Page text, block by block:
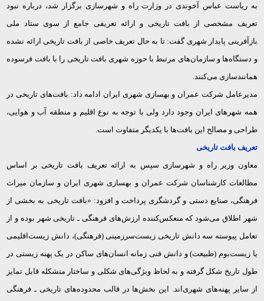
به ریاست عباس آخوندی در وزارت راه و شهرسازی برگزار شد، درباره نبود
تعریف مشخصی از بافت تاریخی و ارائه تعریفی جامع از سوی ستاد ملی
بازآفرینی پایدار شهری گفت: تا به حال تعریف خاصی از بافت تاریخی ارائه نشده
و دستگاه‌ها و سازمان‌های مرتبط با حوزه شهری بافت تاریخی را با بافت فرسوده
همانندسازی می‌کنند.
مدیرعامل شرکت عمران و بهسازی شهری ایران ادامه داد: بافت‌های تاریخی در
همه شهرهای ایران وجود دارد ولی با توجه به نوع اقلیم و منطقه آب و هوایی،
طراحی و مصالح این بافت‌ها با یکدیگر متفاوت است.
تعریف بافت تاریخی
معاون وزیر راه و شهرسازی سپس به ارائه تعریف بافت تاریخی بر اساس
مطالعات کارشناسان شرکت عمران و بهسازی شهری ایران و سازمان میراث
فرهنگی، صنایع دستی و گردشگری پرداخت و افزود: «بافت تاریخی به بخشی از
شهر اطلاق می‌شود که منعکس‌کننده ارزش‌های فرهنگی ـ تاریخی شهر بوده و از
تعامل پیوسته سه دانش تاریخی زیست‌سرزمینی (فرهنگی)، دانش زیست‌اقلیمی
یا زیست‌بوم (طبیعت) و دانش فنی زمانه انسان‌های ساکن در یک پهنه زیستی در
طول تاریخ شکل گرفته و به لحاظ ویژگی‌های شکلی و ساختار متشکله قابل تمایز
از سایر پهنه‌های شهری‌اند. این بخش‌ها در قالب محدوده‌های تاریخی ـ فرهنگی